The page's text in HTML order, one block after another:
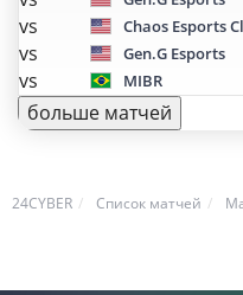
vs
Chaos Esports
vs
Gen.G Esports
vs
MIBR
больше матчей
24CYBER Список матчей